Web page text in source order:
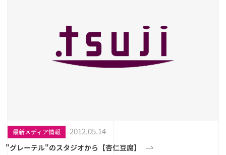
最新メディア情報 2012.05.14
"グレーテル"のスタジオから【杏仁豆腐】